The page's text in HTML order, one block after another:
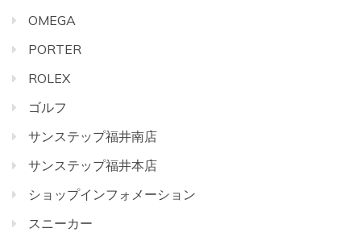
OMEGA
PORTER
ROLEX
ゴルフ
サンステップ福井南店
サンステップ福井本店
ショップインフォメーション
スニーカー